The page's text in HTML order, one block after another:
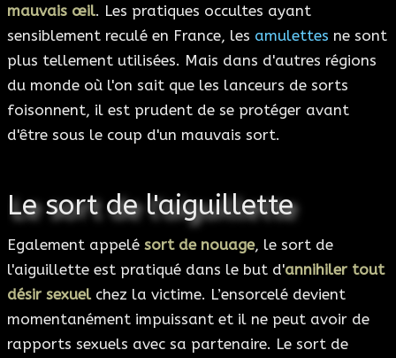
mauvais œil. Les pratiques occultes ayant
sensiblement reculé en France, les amulettes ne sont
plus tellement utilisées. Mais dans d'autres régions
du monde où l'on sait que les lanceurs de sorts
foisonnent, il est prudent de se protéger avant
d'être sous le coup d'un mauvais sort.
Le sort de l'aiguillette
Egalement appelé sort de nouage, le sort de
l'aiguillette est pratiqué dans le but d'annihiler tout
désir sexuel chez la victime. L’ensorcelé devient
momentanément impuissant et il ne peut avoir de
rapports sexuels avec sa partenaire. Le sort de